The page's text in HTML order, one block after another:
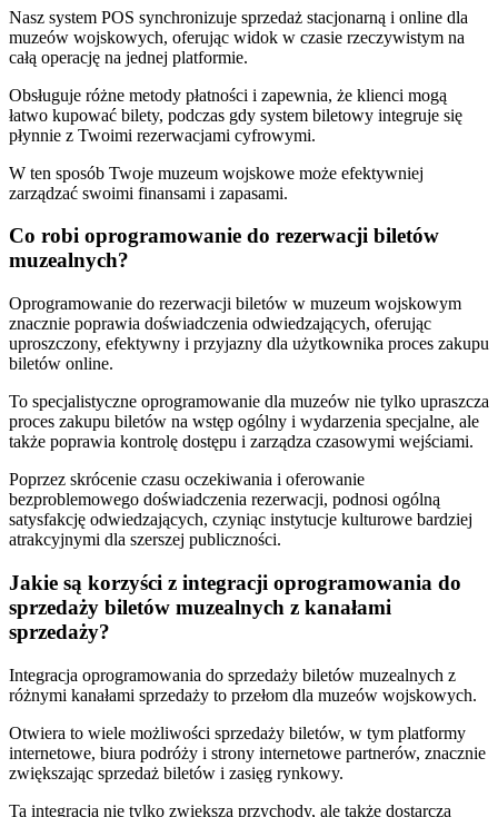
Nasz system POS synchronizuje sprzedaż stacjonarną i online dla
muzeów wojskowych, oferując widok w czasie rzeczywistym na
całą operację na jednej platformie.
Obsługuje różne metody płatności i zapewnia, że klienci mogą
łatwo kupować bilety, podczas gdy system biletowy integruje się
płynnie z Twoimi rezerwacjami cyfrowymi.
W ten sposób Twoje muzeum wojskowe może efektywniej
zarządzać swoimi finansami i zapasami.
Co robi oprogramowanie do rezerwacji biletów
muzealnych?
Oprogramowanie do rezerwacji biletów w muzeum wojskowym
znacznie poprawia doświadczenia odwiedzających, oferując
uproszczony, efektywny i przyjazny dla użytkownika proces zakupu
biletów online.
To specjalistyczne oprogramowanie dla muzeów nie tylko upraszcza
proces zakupu biletów na wstęp ogólny i wydarzenia specjalne, ale
także poprawia kontrolę dostępu i zarządza czasowymi wejściami.
Poprzez skrócenie czasu oczekiwania i oferowanie
bezproblemowego doświadczenia rezerwacji, podnosi ogólną
satysfakcję odwiedzających, czyniąc instytucje kulturowe bardziej
atrakcyjnymi dla szerszej publiczności.
Jakie są korzyści z integracji oprogramowania do
sprzedaży biletów muzealnych z kanałami
sprzedaży?
Integracja oprogramowania do sprzedaży biletów muzealnych z
różnymi kanałami sprzedaży to przełom dla muzeów wojskowych.
Otwiera to wiele możliwości sprzedaży biletów, w tym platformy
internetowe, biura podróży i strony internetowe partnerów, znacznie
zwiększając sprzedaż biletów i zasięg rynkowy.
Ta integracja nie tylko zwiększa przychody, ale także dostarcza